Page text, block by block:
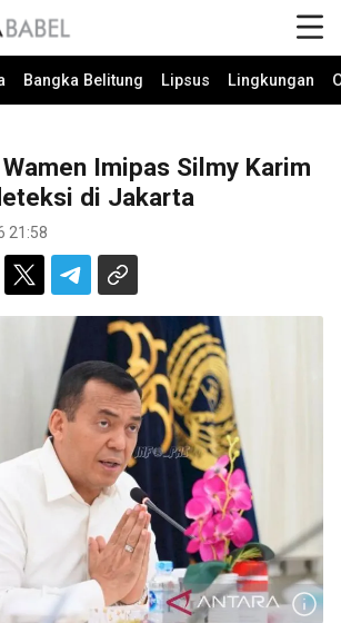
Bangka Belitung Lipsus Lingkungan
Imipas Silmy Karim
di Jakarta
21:58